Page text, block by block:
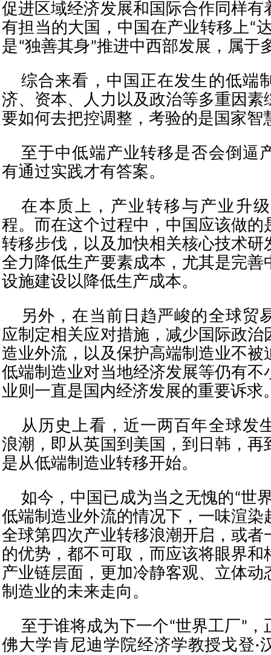
促进区域经济发展和国际合作同样有
有担当的大国，中国在产业转移上“
是“独善其身”推进中西部发展，属于
综合来看，中国正在发生的低端
济、资本、人力以及政治等多重因素
要如何去把控调整，考验的是国家智
至于中低端产业转移是否会倒逼
有通过实践才有答案。
在本质上，产业转移与产业升
程。而在这个过程中，中国应该做的
转移步伐，以及加快相关核心技术研
全力降低生产要素成本，尤其是完善
设施建设以降低生产成本。
另外，在当前日趋严峻的全球贸
应制定相关应对措施，减少国际政治
造业外流，以及保护高端制造业不被
低端制造业对当地经济发展等仍有不
业则一直是国内经济发展的重要诉求
从历史上看，近一两百年全球发
浪潮，即从英国到美国，到日韩，再
是从低端制造业转移开始。
如今，中国已成为当之无愧的“世
低端制造业外流的情况下，一味渲染
全球第四次产业转移浪潮开启，或者
的优势，都不可取，而应该将眼界和
产业链层面，更加冷静客观、立体动
制造业的未来走向。
至于谁将成为下一个“世界工厂”
佛大学肯尼迪学院经济学教授戈登·